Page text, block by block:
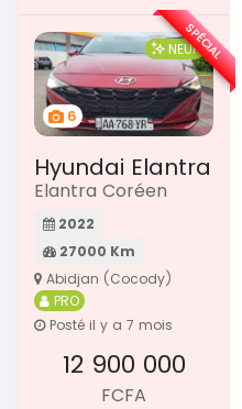
6
NEUF
Hyundai Elantra
Elantra Coréen
2022
27000 Km
Abidjan (Cocody)
PRO
Posté il y a 7 mois
12 900 000
FCFA
SPÉCIAL